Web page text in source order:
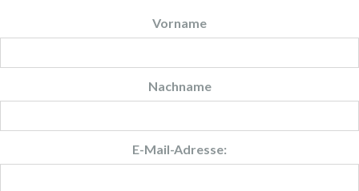
Vorname
Nachname
E-Mail-Adresse: